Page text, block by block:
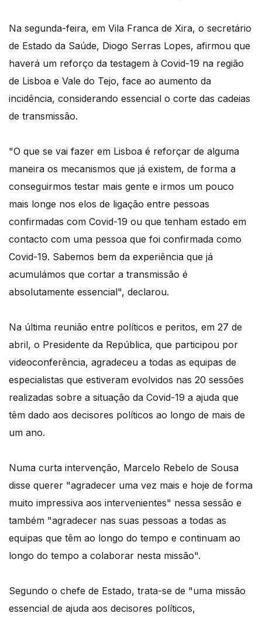
Na segunda-feira, em Vila Franca de Xira, o secretário
de Estado da Saúde, Diogo Serras Lopes, afirmou que
haverá um reforço da testagem à Covid-19 na região
de Lisboa e Vale do Tejo, face ao aumento da
incidência, considerando essencial o corte das cadeias
de transmissão.
"O que se vai fazer em Lisboa é reforçar de alguma
maneira os mecanismos que já existem, de forma a
conseguirmos testar mais gente e irmos um pouco
mais longe nos elos de ligação entre pessoas
confirmadas com Covid-19 ou que tenham estado em
contacto com uma pessoa que foi confirmada como
Covid-19. Sabemos bem da experiência que já
acumulámos que cortar a transmissão é
absolutamente essencial", declarou.
Na última reunião entre políticos e peritos, em 27 de
abril, o Presidente da República, que participou por
videoconferência, agradeceu a todas as equipas de
especialistas que estiveram evolvidos nas 20 sessões
realizadas sobre a situação da Covid-19 a ajuda que
têm dado aos decisores políticos ao longo de mais de
um ano.
Numa curta intervenção, Marcelo Rebelo de Sousa
disse querer "agradecer uma vez mais e hoje de forma
muito impressiva aos intervenientes" nessa sessão e
também "agradecer nas suas pessoas a todas as
equipas que têm ao longo do tempo e continuam ao
longo do tempo a colaborar nesta missão".
Segundo o chefe de Estado, trata-se de "uma missão
essencial de ajuda aos decisores políticos,